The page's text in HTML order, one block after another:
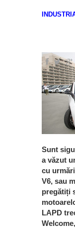
Sunt
a văzut
cu
V6, sau
pregătiți
LAPD